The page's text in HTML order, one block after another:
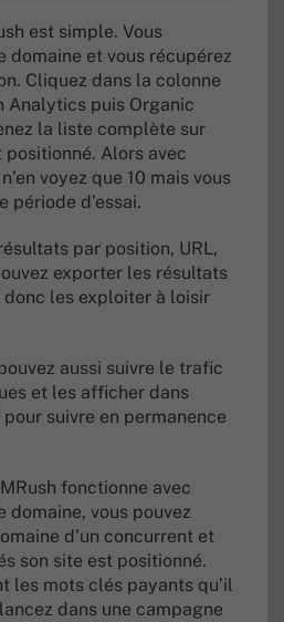
est simple. Vous
domaine et vous récupérez
Cliquez dans la colonne
Analytics puis Organic
la liste complète sur
Alors avec
voyez que 10 mais vous
période d’essai.
par position, URL,
exporter les résultats
donc les exploiter à loisir
aussi suivre le trafic
et les afficher dans
suivre en permanence
fonctionne avec
domaine, vous pouvez
d’un concurrent et
son site est positionné.
les mots clés payants qu’il
dans une campagne